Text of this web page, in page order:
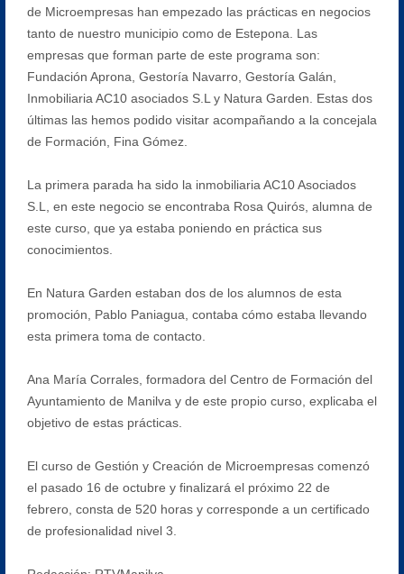
de Microempresas han empezado las prácticas en negocios
tanto de nuestro municipio como de Estepona. Las
empresas que forman parte de este programa son:
Fundación Aprona, Gestoría Navarro, Gestoría Galán,
Inmobiliaria AC10 asociados S.L y Natura Garden. Estas dos
últimas las hemos podido visitar acompañando a la concejala
de Formación, Fina Gómez.
La primera parada ha sido la inmobiliaria AC10 Asociados
S.L, en este negocio se encontraba Rosa Quirós, alumna de
este curso, que ya estaba poniendo en práctica sus
conocimientos.
En Natura Garden estaban dos de los alumnos de esta
promoción, Pablo Paniagua, contaba cómo estaba llevando
esta primera toma de contacto.
Ana María Corrales, formadora del Centro de Formación del
Ayuntamiento de Manilva y de este propio curso, explicaba el
objetivo de estas prácticas.
El curso de Gestión y Creación de Microempresas comenzó
el pasado 16 de octubre y finalizará el próximo 22 de
febrero, consta de 520 horas y corresponde a un certificado
de profesionalidad nivel 3.